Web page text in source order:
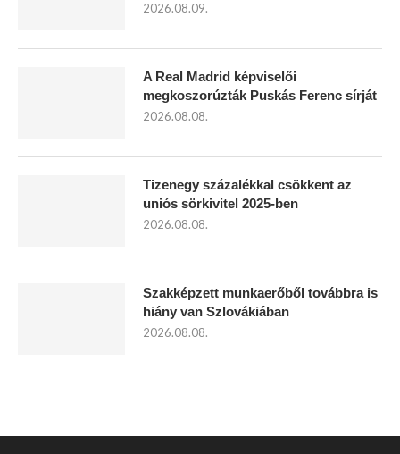
2026.08.09.
A Real Madrid képviselői
megkoszorúzták Puskás Ferenc sírját
2026.08.08.
Tizenegy százalékkal csökkent az
uniós sörkivitel 2025-ben
2026.08.08.
Szakképzett munkaerőből továbbra is
hiány van Szlovákiában
2026.08.08.